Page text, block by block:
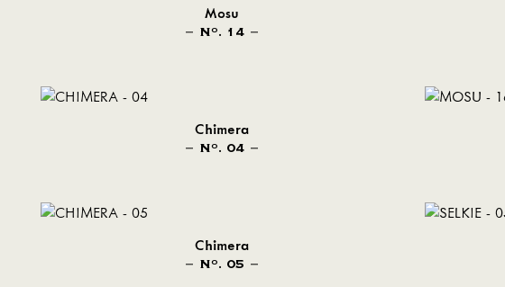
Mosu
NO . 14
Chimera
NO . 04
Chimera
NO . 05